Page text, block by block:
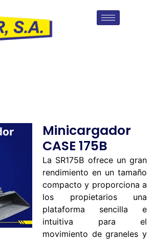
Minicargador
CASE 175B
La SR175B ofrece un gran
rendimiento en un tamaño
compacto y proporciona a
los propietarios una
plataforma sencilla e
intuitiva para el
movimiento de graneles y